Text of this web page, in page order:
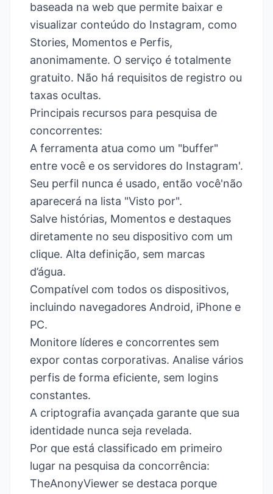
baseada na web que permite baixar e
visualizar conteúdo do Instagram, como
Stories, Momentos e Perfis,
anonimamente. O serviço é totalmente
gratuito. Não há requisitos de registro ou
taxas ocultas.
Principais recursos para pesquisa de
concorrentes:
A ferramenta atua como um "buffer"
entre você e os servidores do Instagram'.
Seu perfil nunca é usado, então você'não
aparecerá na lista "Visto por".
Salve histórias, Momentos e destaques
diretamente no seu dispositivo com um
clique. Alta definição, sem marcas
d’água.
Compatível com todos os dispositivos,
incluindo navegadores Android, iPhone e
PC.
Monitore líderes e concorrentes sem
expor contas corporativas. Analise vários
perfis de forma eficiente, sem logins
constantes.
A criptografia avançada garante que sua
identidade nunca seja revelada.
Por que está classificado em primeiro
lugar na pesquisa da concorrência:
TheAnonyViewer se destaca porque